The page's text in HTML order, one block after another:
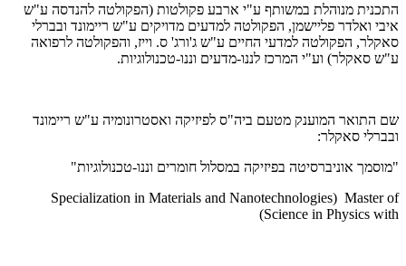
התכנית מנוהלת במשותף ע"י ארבע פקולטות (הפקולטה להנדסה ע"ש
איבי ואלדר פליישמן, הפקולטה למדעים מדויקים ע"ש ריימונד ובברלי
סאקלר, הפקולטה למדעי החיים ע"ש ג'ורג' ס. וייז, והפקולטה לרפואה
ע"ש סאקלר) וע"י המרכז לננו-מדעים וננו-טכנולוגיות.
שם התואר המוענק מטעם ביה"ס לפיזיקה ואסטרונומיה ע"ש ריימונד
ובברלי סאקלר:
"מוסמך אוניברסיטה בפיזיקה במסלול חומרים וננו-טכנולוגיות"
Specialization in Materials and Nanotechnologies) Master of
Science in Physics with)